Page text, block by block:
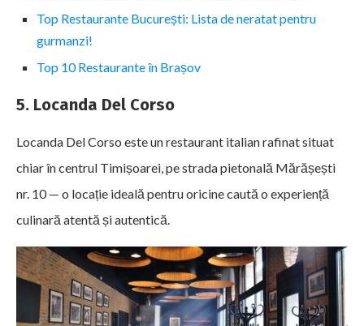
Top Restaurante București: Lista de neratat pentru
gurmanzi!
Top 10 Restaurante în Brașov
5. Locanda Del Corso
Locanda Del Corso este un restaurant italian rafinat situat
chiar în centrul Timișoarei, pe strada pietonală Mărășești
nr. 10 — o locație ideală pentru oricine caută o experiență
culinară atentă și autentică.